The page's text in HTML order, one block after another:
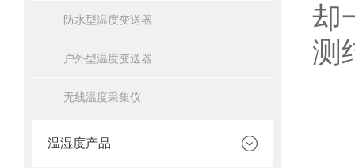
防水型温度变送器
户外型温度变送器
无线温度采集仪
温湿度产品
却
测